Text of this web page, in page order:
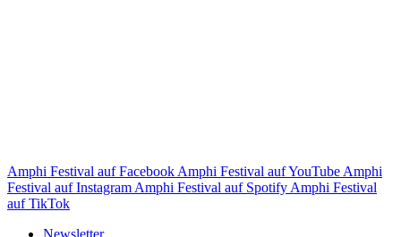
Amphi Festival auf Facebook Amphi Festival auf YouTube Amphi
Festival auf Instagram Amphi Festival auf Spotify Amphi Festival
auf TikTok
Newsletter